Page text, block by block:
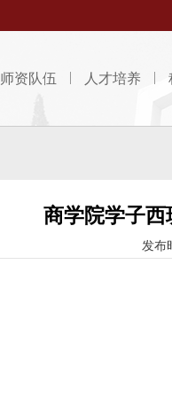
师资队伍 人才培养
商学院学子
发布